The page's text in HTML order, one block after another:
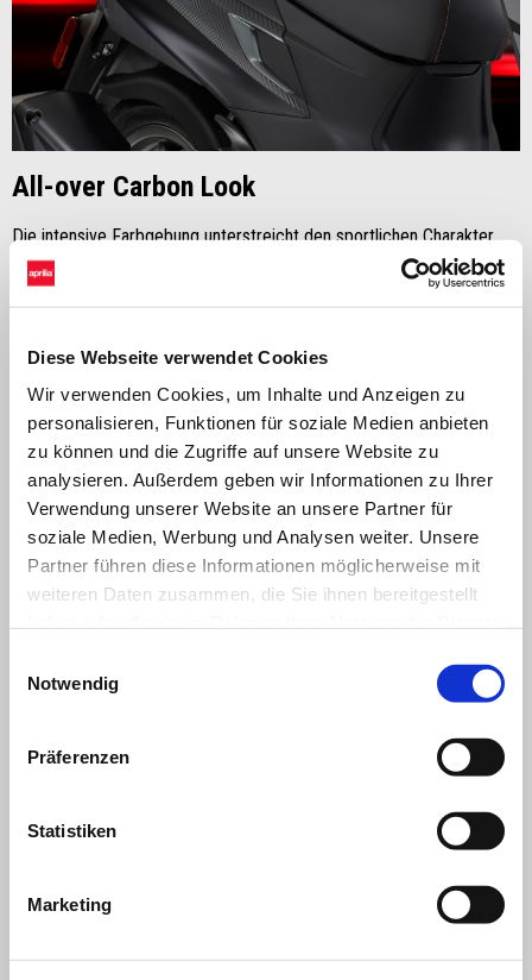
Diese Webseite verwendet Cookies
Wir verwenden Cookies, um Inhalte und Anzeigen zu
personalisieren, Funktionen für soziale Medien anbieten
zu können und die Zugriffe auf unsere Website zu
analysieren. Außerdem geben wir Informationen zu Ihrer
Verwendung unserer Website an unsere Partner für
soziale Medien, Werbung und Analysen weiter. Unsere
Partner führen diese Informationen möglicherweise mit
weiteren Daten zusammen, die Sie ihnen bereitgestellt
Notwendig
Präferenzen
Statistiken
Marketing
All-over Carbon Look
Die intensive Farbgebung unterstreicht den sportlichen Charakter
des Aprilia SXR Sport 50, während die
Carbon-Optikam Lenker, an
der Front- und Heckverkleidung seine entschlossene Persönlichkeit
und verleihen der Sport-Version einen noch